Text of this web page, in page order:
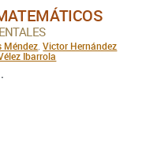
Méndez ,Victor Hernández
Ibarrola